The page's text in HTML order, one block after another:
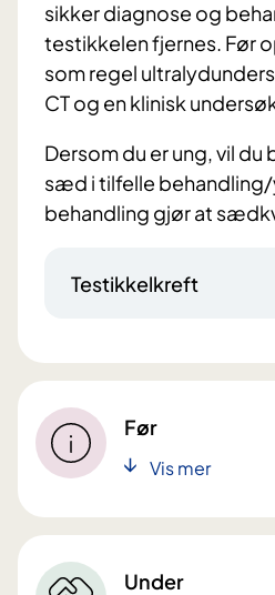
sikker diagnose og
testikkelen fjernes. Før
som regel
CT og en klinisk
Dersom du er ung, vil du
sæd i tilfelle
behandling gjør at
Testikkelkreft
Før
Vis mer
Under